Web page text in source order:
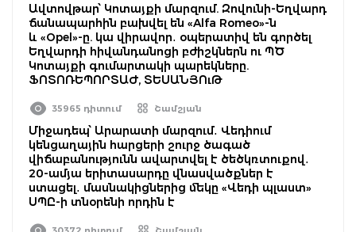
Ավտովթար՝ Կոտայքի մարզում. Զովունի-Եղվարդ
ճանապարհին բախվել են «Alfa Romeo»-ն
և «Opel»-ը. կա վիրավոր․ օպերատիվ են գործել
Եղվարդի հիվանդանոցի բժիշկներն ու ՊԾ
Կոտայքի գումարտակի պարեկները.
ՖՈՏՈՌԵՊՈՐՏԱԺ, ՏԵՍԱՆՅՈւԹ
35965 դիտում Շամշյան
Միջադեպ՝ Արարատի մարզում․ Վեդիում
կենցաղային հարցերի շուրջ ծագած
վիճաբանությունն ավարտվել է ծեծկռտուքով․
20-ամյա երիտասարդը վնասվածքներ է
ստացել․ մասնակիցներից մեկը «Վեդի պլաստ»
ՍՊԸ-ի տնօրենի որդին է